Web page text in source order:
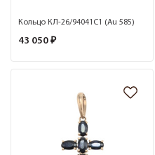
Кольцо КЛ-26/94041С1 (Au 585)
43 050 ₽